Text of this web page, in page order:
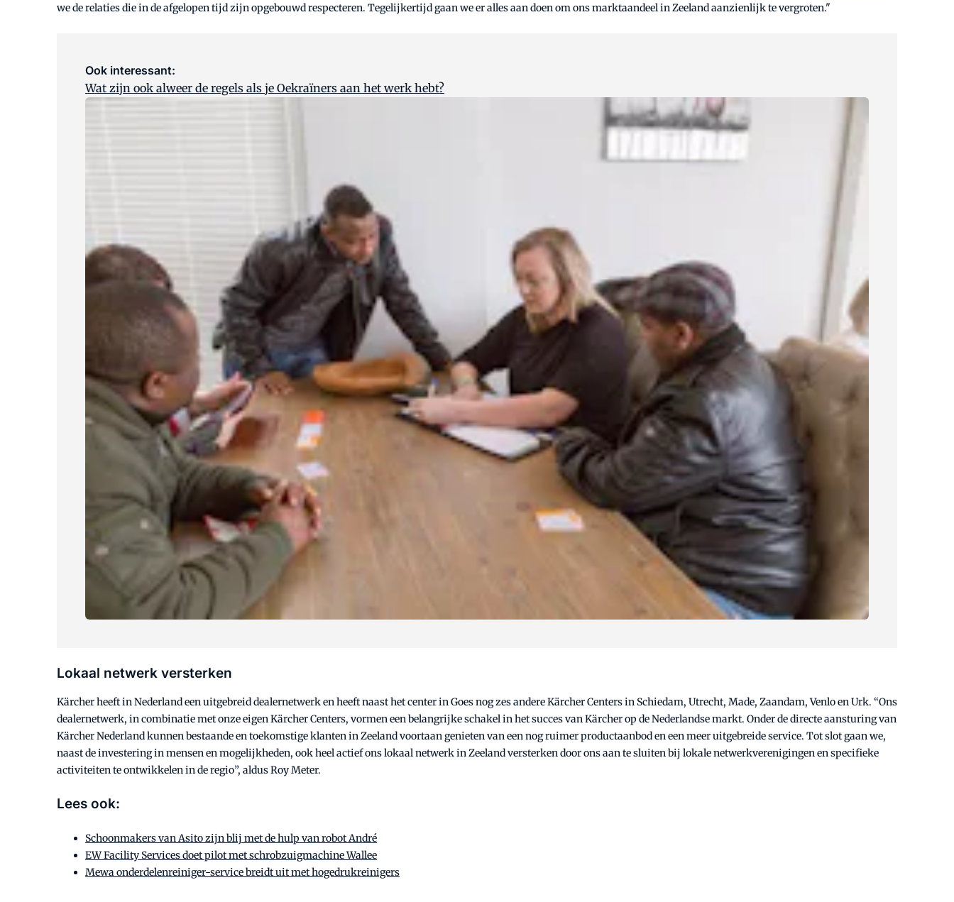
we de relaties die in de afgelopen tijd zijn opgebouwd respecteren. Tegelijkertijd gaan we er alles aan doen om ons marktaandeel in Zeeland aanzienlijk te vergroten."
Ook interessant:
Wat zijn ook alweer de regels als je Oekraïners aan het werk hebt?
Lokaal netwerk versterken
Kärcher heeft in Nederland een uitgebreid dealernetwerk en heeft naast het center in Goes nog zes andere Kärcher Centers in Schiedam, Utrecht, Made, Zaandam, Venlo en Urk. “Ons
dealernetwerk, in combinatie met onze eigen Kärcher Centers, vormen een belangrijke schakel in het succes van Kärcher op de Nederlandse markt. Onder de directe aansturing van
Kärcher Nederland kunnen bestaande en toekomstige klanten in Zeeland voortaan genieten van een nog ruimer productaanbod en een meer uitgebreide service. Tot slot gaan we,
naast de investering in mensen en mogelijkheden, ook heel actief ons lokaal netwerk in Zeeland versterken door ons aan te sluiten bij lokale netwerkverenigingen en specifieke
activiteiten te ontwikkelen in de regio”, aldus Roy Meter.
Lees ook:
Schoonmakers van Asito zijn blij met de hulp van robot André
EW Facility Services doet pilot met schrobzuigmachine Wallee
Mewa onderdelenreiniger-service breidt uit met hogedrukreinigers